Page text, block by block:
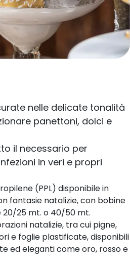
nelle delicate tonalità
panettoni, dolci e
il necessario per
in veri e propri
(PPL) disponibile in
fantasie natalizie, con bobine
20/25 mt. o 40/50 mt.
natalizie, tra cui pigne,
e foglie plastificate, disponibili
ed eleganti come oro, rosso e